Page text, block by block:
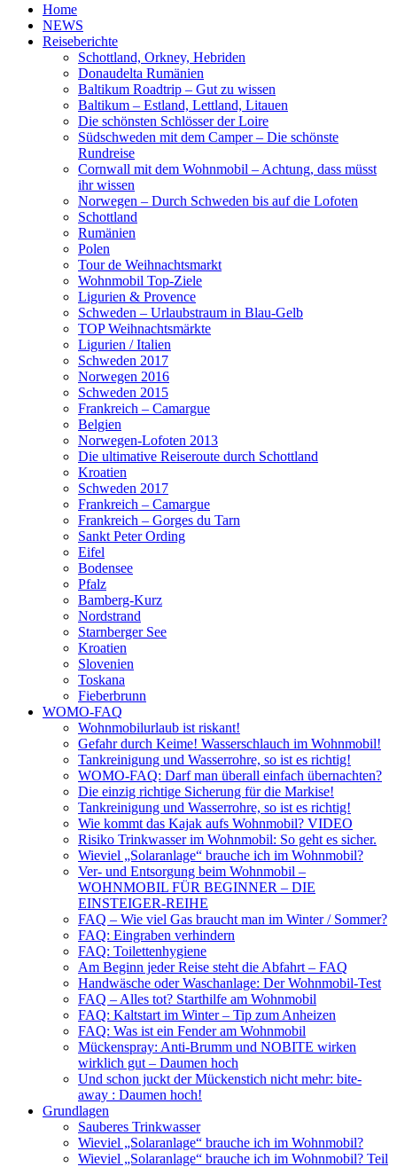
Home
NEWS
Reiseberichte
Schottland, Orkney, Hebriden
Donaudelta Rumänien
Baltikum Roadtrip – Gut zu wissen
Baltikum – Estland, Lettland, Litauen
Die schönsten Schlösser der Loire
Südschweden mit dem Camper – Die schönste
Rundreise
Cornwall mit dem Wohnmobil – Achtung, dass müsst
ihr wissen
Norwegen – Durch Schweden bis auf die Lofoten
Schottland
Rumänien
Polen
Tour de Weihnachtsmarkt
Wohnmobil Top-Ziele
Ligurien & Provence
Schweden – Urlaubstraum in Blau-Gelb
TOP Weihnachtsmärkte
Ligurien / Italien
Schweden 2017
Norwegen 2016
Schweden 2015
Frankreich – Camargue
Belgien
Norwegen-Lofoten 2013
Die ultimative Reiseroute durch Schottland
Kroatien
Schweden 2017
Frankreich – Camargue
Frankreich – Gorges du Tarn
Sankt Peter Ording
Eifel
Bodensee
Pfalz
Bamberg-Kurz
Nordstrand
Starnberger See
Kroatien
Slovenien
Toskana
Fieberbrunn
WOMO-FAQ
Wohnmobilurlaub ist riskant!
Gefahr durch Keime! Wasserschlauch im Wohnmobil!
Tankreinigung und Wasserrohre, so ist es richtig!
WOMO-FAQ: Darf man überall einfach übernachten?
Die einzig richtige Sicherung für die Markise!
Tankreinigung und Wasserrohre, so ist es richtig!
Wie kommt das Kajak aufs Wohnmobil? VIDEO
Risiko Trinkwasser im Wohnmobil: So geht es sicher.
Wieviel „Solaranlage“ brauche ich im Wohnmobil?
Ver- und Entsorgung beim Wohnmobil –
WOHNMOBIL FÜR BEGINNER – DIE
EINSTEIGER-REIHE
FAQ – Wie viel Gas braucht man im Winter / Sommer?
FAQ: Eingraben verhindern
FAQ: Toilettenhygiene
Am Beginn jeder Reise steht die Abfahrt – FAQ
Handwäsche oder Waschanlage: Der Wohnmobil-Test
FAQ – Alles tot? Starthilfe am Wohnmobil
FAQ: Kaltstart im Winter – Tip zum Anheizen
FAQ: Was ist ein Fender am Wohnmobil
Mückenspray: Anti-Brumm und NOBITE wirken
wirklich gut – Daumen hoch
Und schon juckt der Mückenstich nicht mehr: bite-
away : Daumen hoch!
Grundlagen
Sauberes Trinkwasser
Wieviel „Solaranlage“ brauche ich im Wohnmobil?
Wieviel „Solaranlage“ brauche ich im Wohnmobil? Teil